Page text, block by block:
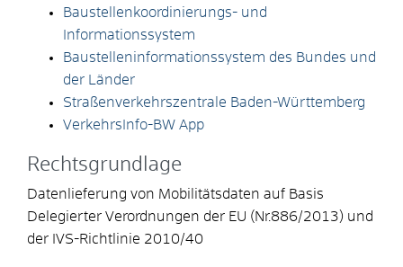
Baustellenkoordinierungs- und
Informationssystem
Baustelleninformationssystem des Bundes und
der Länder
Straßenverkehrszentrale Baden-Württemberg
VerkehrsInfo-BW App
Rechtsgrundlage
Datenlieferung von Mobilitätsdaten auf Basis
Delegierter Verordnungen der EU (Nr.886/2013) und
der IVS-Richtlinie 2010/40